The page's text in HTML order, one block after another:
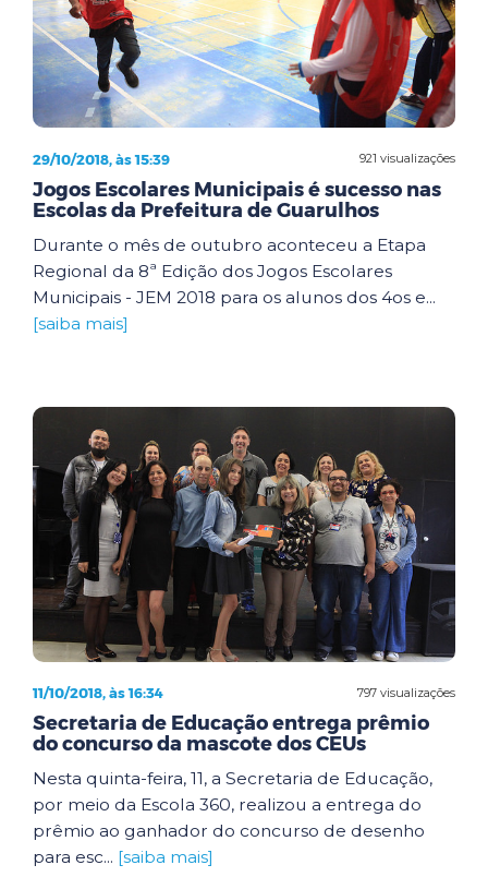
921 visualizações
29/10/2018, às 15:39
Jogos Escolares Municipais é sucesso nas
Escolas da Prefeitura de Guarulhos
Durante o mês de outubro aconteceu a Etapa
Regional da 8ª Edição dos Jogos Escolares
Municipais - JEM 2018 para os alunos dos 4os e...
[saiba mais]
797 visualizações
11/10/2018, às 16:34
Secretaria de Educação entrega prêmio
do concurso da mascote dos CEUs
Nesta quinta-feira, 11, a Secretaria de Educação,
por meio da Escola 360, realizou a entrega do
prêmio ao ganhador do concurso de desenho
para esc... [saiba mais]